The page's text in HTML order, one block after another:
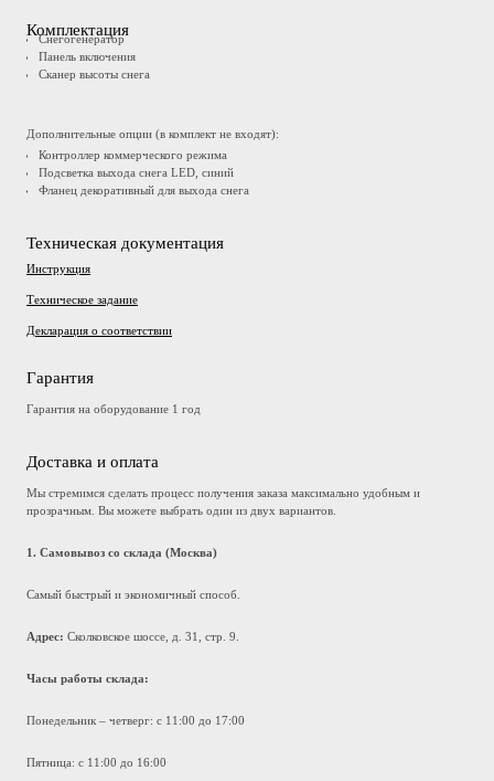
Комплектация
Снегогенератор
Панель включения
Сканер высоты снега
Дополнительные опции (в комплект не входят):
Контроллер коммерческого режима
Подсветка выхода снега LED, синий
Фланец декоративный для выхода снега
Техническая документация
Инструкция
Техническое задание
Декларация о соответствии
Гарантия
Гарантия на оборудование 1 год
Доставка и оплата
Мы стремимся сделать процесс получения заказа максимально удобным и
прозрачным. Вы можете выбрать один из двух вариантов.
1. Самовывоз со склада (Москва)
Самый быстрый и экономичный способ.
Адрес: Сколковское шоссе, д. 31, стр. 9.
Часы работы склада:
Понедельник – четверг: с 11:00 до 17:00
Пятница: с 11:00 до 16:00